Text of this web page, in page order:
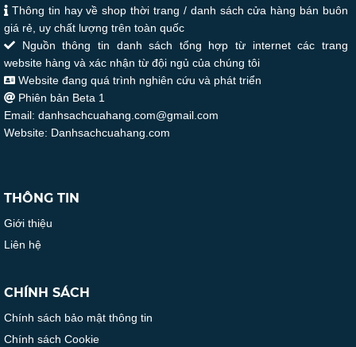
Thông tin hay về shop thời trang / danh sách cửa hàng bán buôn
giá rẻ, uy chất lượng trên toàn quốc
Nguồn thông tin danh sách tổng hợp từ internet các trang
website hàng và xác nhận từ đội ngủ của chúng tôi
Website đang quá trình nghiên cứu và phát triển
Phiên bản Beta 1
Email: danhsachcuahang.com@gmail.com
Website: Danhsachcuahang.com
THÔNG TIN
Giới thiệu
Liên hệ
CHÍNH SÁCH
Chính sách bảo mật thông tin
Chính sách Cookie